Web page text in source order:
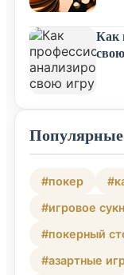
Как
Популярные
#покер
#игровое
#покерный
#азартные